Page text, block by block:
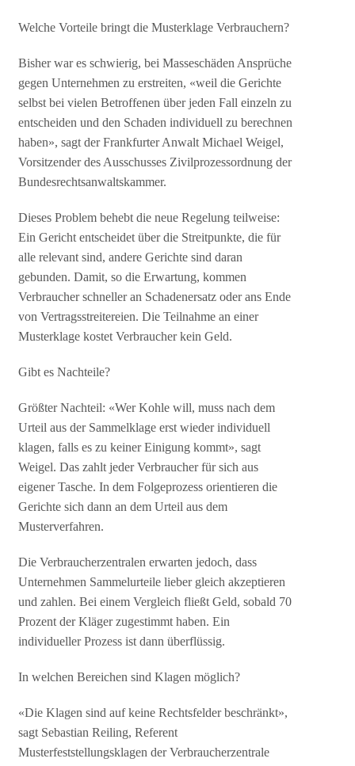
Welche Vorteile bringt die Musterklage Verbrauchern?
Bisher war es schwierig, bei Masseschäden Ansprüche
gegen Unternehmen zu erstreiten, «weil die Gerichte
selbst bei vielen Betroffenen über jeden Fall einzeln zu
entscheiden und den Schaden individuell zu berechnen
haben», sagt der Frankfurter Anwalt Michael Weigel,
Vorsitzender des Ausschusses Zivilprozessordnung der
Bundesrechtsanwaltskammer.
Dieses Problem behebt die neue Regelung teilweise:
Ein Gericht entscheidet über die Streitpunkte, die für
alle relevant sind, andere Gerichte sind daran
gebunden. Damit, so die Erwartung, kommen
Verbraucher schneller an Schadenersatz oder ans Ende
von Vertragsstreitereien. Die Teilnahme an einer
Musterklage kostet Verbraucher kein Geld.
Gibt es Nachteile?
Größter Nachteil: «Wer Kohle will, muss nach dem
Urteil aus der Sammelklage erst wieder individuell
klagen, falls es zu keiner Einigung kommt», sagt
Weigel. Das zahlt jeder Verbraucher für sich aus
eigener Tasche. In dem Folgeprozess orientieren die
Gerichte sich dann an dem Urteil aus dem
Musterverfahren.
Die Verbraucherzentralen erwarten jedoch, dass
Unternehmen Sammelurteile lieber gleich akzeptieren
und zahlen. Bei einem Vergleich fließt Geld, sobald 70
Prozent der Kläger zugestimmt haben. Ein
individueller Prozess ist dann überflüssig.
In welchen Bereichen sind Klagen möglich?
«Die Klagen sind auf keine Rechtsfelder beschränkt»,
sagt Sebastian Reiling, Referent
Musterfeststellungsklagen der Verbraucherzentrale